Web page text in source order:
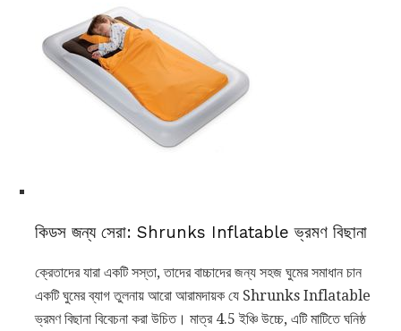
কিডস জন্য সেরা: Shrunks Inflatable ভ্রমণ বিছানা
ক্রেতাদের যারা একটি সস্তা, তাদের বাচ্চাদের জন্য সহজ ঘুমের সমাধান চান
একটি ঘুমের ব্যাগ তুলনায় আরো আরামদায়ক যে Shrunks Inflatable
ভ্রমণ বিছানা বিবেচনা করা উচিত। মাত্র 4.5 ইঞ্চি উচ্চে, এটি মাটিতে ঘনিষ্ঠ